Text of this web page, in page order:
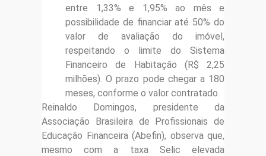
entre 1,33% e 1,95% ao mês e
possibilidade de financiar até 50% do
valor de avaliação do imóvel,
respeitando o limite do Sistema
Financeiro de Habitação (R$ 2,25
milhões). O prazo pode chegar a 180
meses, conforme o valor contratado.
Reinaldo Domingos, presidente da
Associação Brasileira de Profissionais de
Educação Financeira (Abefin), observa que,
mesmo com a taxa Selic elevada